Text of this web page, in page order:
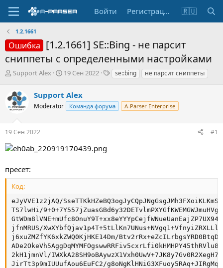
Войти Регистрация 🇷🇺
1.2.1661
Ошибка [1.2.1661] SE::Bing - не парсит
сниппеты с определенными настройками
А
т
о
р
е
м
ы
Support Alex
Д
а
н
ч
л
а
19 Сен 2022
Т
и
se::bing не парсит сниппеты
Support Alex
Moderator Команда форума A-Parser Enterprise
19 Сен 2022 #1
пресет:
Код:
eJyVVE1z2jAQ/
TS7lwHi/
jfnMRUS/
j6xuZMZfYK6xkZWQ0KjHKE14Dm/
2kH1jmnVl/
JirTt3p9mIUUufAou6EuFC2/